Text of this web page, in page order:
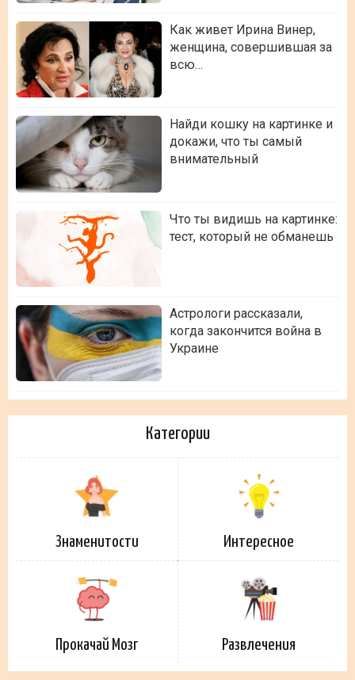
Как живет Ирина Винер,
женщина, совершившая за
всю…
Найди кошку на картинке и
докажи, что ты самый
внимательный
Что ты видишь на картинке:
тест, который не обманешь
Астрологи рассказали,
когда закончится война в
Украине
Категории
Знаменитости Интересное
Прокачай Мозг Развлечения